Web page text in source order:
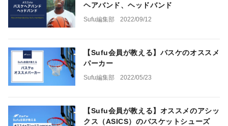
ヘアバンド、ヘッドバンド
Sufu編集部 2022/09/12
【Sufu会員が教える】バスケのオススメ
パーカー
Sufu編集部 2022/05/23
【Sufu会員が教える】オススメのアシッ
クス（ASICS）のバスケットシューズ